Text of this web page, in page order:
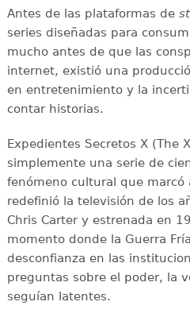
Antes de las plataformas de
series diseñadas para
mucho antes de que las
internet, existió una
en entretenimiento y la
contar historias.
Expedientes Secretos X (The
simplemente una serie de
fenómeno cultural que
redefinió la televisión de los
Chris Carter y estrenada en
momento donde la Guerra
desconfianza en las
preguntas sobre el poder, la
seguían latentes.